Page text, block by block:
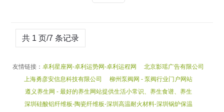
共 1 页/7 条记录
友情链接： 卓利星座网-卓利运势网-卓利运程网
北京影瑶广告有限公司
上海勇彦安信息科技有限公司
柳州泵阀网 - 泵阀行业门户网站
遵义养生网 - 最好的养生网站提供生活小常识、养生食谱、养生
深圳硅酸铝纤维板-陶瓷纤维板-深圳高温耐火材料-深圳锅炉保温